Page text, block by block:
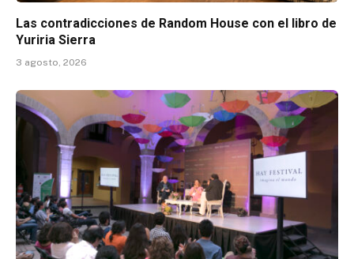
Las contradicciones de Random House con el libro de
Yuriria Sierra
3 agosto, 2026